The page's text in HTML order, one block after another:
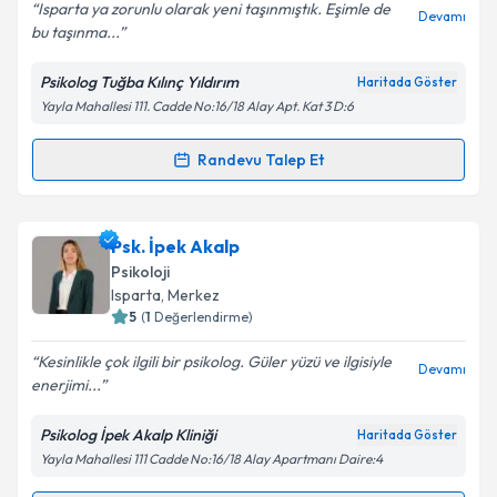
Kişisel verilerimin işlenmesine ilişkin
Aydınlatma
Metni'ni okudum ve kişisel verilerimin belirtilen
kapsamda işlenmesini kabul ediyorum.
Isparta ya zorunlu olarak yeni taşınmıştık. Eşimle de
bu taşınma...
Devamı
Psikolog Tuğba Kılınç Yıldırım Haritada Göster
Yayla Mahallesi 111. Cadde No:16/18 Alay Apt. Kat 3 D:6
Randevu Talep Et
Randevu Takvimi Talebi
Psk. Tuğba Kılınç Yıldırım
oluşturun. Size bu uzmandan randevu almanız için bir
takvim hazırlandığında e-posta ile bilgilendireceğiz.
Kişisel verilerimin işlenmesine ilişkin
Aydınlatma
Metni'ni okudum ve kişisel verilerimin belirtilen
kapsamda işlenmesini kabul ediyorum.
Psk. İpek Akalp
Psikoloji
Isparta, Merkez
5 (1 Değerlendirme)
Kesinlikle çok ilgili bir psikolog. Güler yüzü ve ilgisiyle
enerjimi...
Devamı
Psikolog İpek Akalp Kliniği Haritada Göster
Yayla Mahallesi 111 Cadde No:16/18 Alay Apartmanı Daire:4